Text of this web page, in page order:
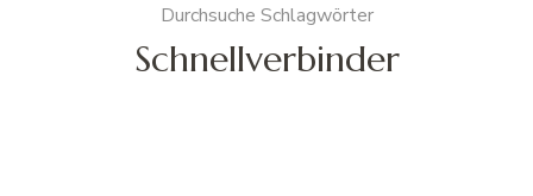
Durchsuche Schlagwörter
Schnellverbinder